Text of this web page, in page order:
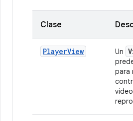
Clase
PlayerView Un
para